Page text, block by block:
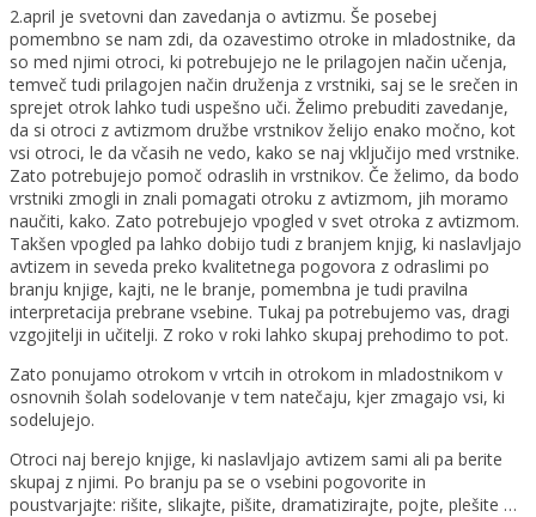
2.april je svetovni dan zavedanja o avtizmu. Še posebej
pomembno se nam zdi, da ozavestimo otroke in mladostnike, da
so med njimi otroci, ki potrebujejo ne le prilagojen način učenja,
temveč tudi prilagojen način druženja z vrstniki, saj se le srečen in
sprejet otrok lahko tudi uspešno uči. Želimo prebuditi zavedanje,
da si otroci z avtizmom družbe vrstnikov želijo enako močno, kot
vsi otroci, le da včasih ne vedo, kako se naj vključijo med vrstnike.
Zato potrebujejo pomoč odraslih in vrstnikov. Če želimo, da bodo
vrstniki zmogli in znali pomagati otroku z avtizmom, jih moramo
naučiti, kako. Zato potrebujejo vpogled v svet otroka z avtizmom.
Takšen vpogled pa lahko dobijo tudi z branjem knjig, ki naslavljajo
avtizem in seveda preko kvalitetnega pogovora z odraslimi po
branju knjige, kajti, ne le branje, pomembna je tudi pravilna
interpretacija prebrane vsebine. Tukaj pa potrebujemo vas, dragi
vzgojitelji in učitelji. Z roko v roki lahko skupaj prehodimo to pot.
Zato ponujamo otrokom v vrtcih in otrokom in mladostnikom v
osnovnih šolah sodelovanje v tem natečaju, kjer zmagajo vsi, ki
sodelujejo.
Otroci naj berejo knjige, ki naslavljajo avtizem sami ali pa berite
skupaj z njimi. Po branju pa se o vsebini pogovorite in
poustvarjajte: rišite, slikajte, pišite, dramatizirajte, pojte, plešite …